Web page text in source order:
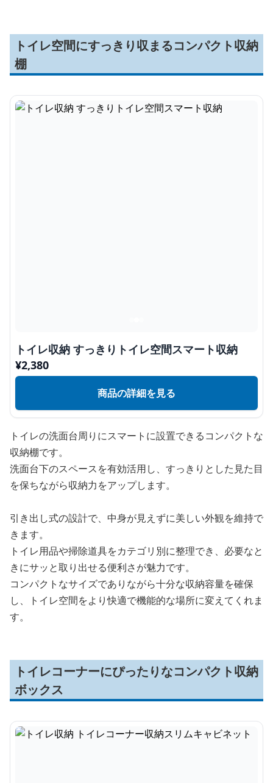
トイレ空間にすっきり収まるコンパクト収納
棚
トイレ収納 すっきりトイレ空間スマート収納
¥2,380
商品の詳細を見る
トイレの洗面台周りにスマートに設置できるコンパクトな
収納棚です。
洗面台下のスペースを有効活用し、すっきりとした見た目
を保ちながら収納力をアップします。
引き出し式の設計で、中身が見えずに美しい外観を維持で
きます。
トイレ用品や掃除道具をカテゴリ別に整理でき、必要なと
きにサッと取り出せる便利さが魅力です。
コンパクトなサイズでありながら十分な収納容量を確保
し、トイレ空間をより快適で機能的な場所に変えてくれま
す。
トイレコーナーにぴったりなコンパクト収納
ボックス